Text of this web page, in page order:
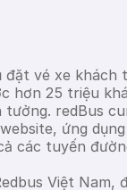
đặt vé xe khách
hơn 25 triệu
redBus
ứng
các tuyến
Việt Nam,